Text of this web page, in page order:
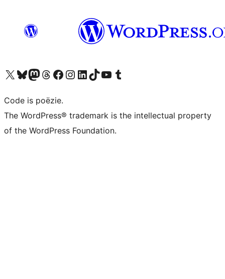
Bezoek ons X (voorheen Twitter) account
Bezoek ons Bluesky account
Bezoek ons Mastodon account
Bezoek ons Threads account
Onze Facebook pagina bezoeken
Bezoek ons Instagram account
Bezoek ons LinkedIn account
Bezoek ons TikTok account
Bezoek ons YouTube kanaalBezoek ons Tumblr account
Code is poëzie.
The WordPress® trademark is the intellectual property
of the WordPress Foundation.